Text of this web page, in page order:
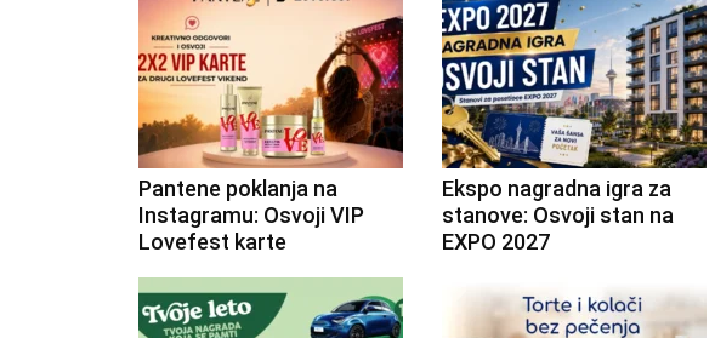
Pantene poklanja na
Instagramu: Osvoji VIP
Lovefest karte
Ekspo nagradna igra za
stanove: Osvoji stan na
EXPO 2027